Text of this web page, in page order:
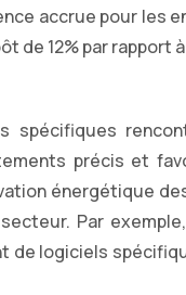
accrue pour les
de 12% par rapport
précis et
énergétique
Par
logiciels